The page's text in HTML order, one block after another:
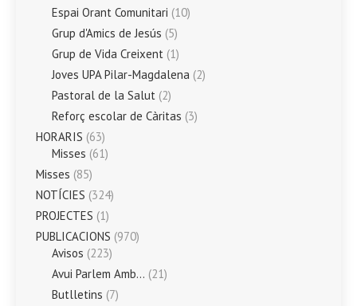
Espai Orant Comunitari (10)
Grup d'Amics de Jesús (5)
Grup de Vida Creixent (1)
Joves UPA Pilar-Magdalena (2)
Pastoral de la Salut (2)
Reforç escolar de Càritas (3)
HORARIS (63)
Misses (61)
Misses (85)
NOTÍCIES (324)
PROJECTES (1)
PUBLICACIONS (970)
Avisos (223)
Avui Parlem Amb… (21)
Butlletins (7)